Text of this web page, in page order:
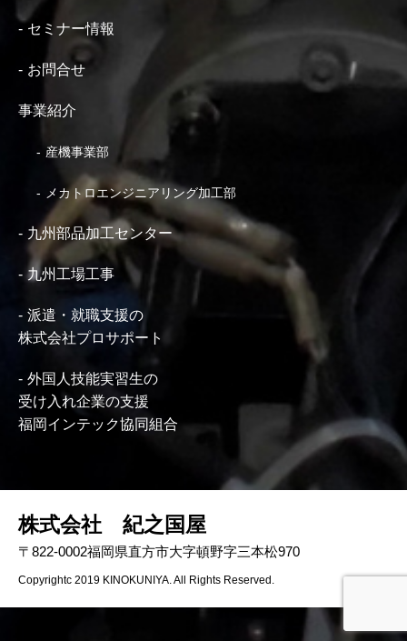
セミナー情報
お問合せ
事業紹介
産機事業部
メカトロエンジニアリング加工部
九州部品加工センター
九州工場工事
派遣・就職支援の
株式会社プロサポート
外国人技能実習生の
受け入れ企業の支援
福岡インテック協同組合
株式会社 紀之国屋
〒822-0002福岡県直方市大字頓野字三本松970
Copyrightc 2019 KINOKUNIYA. All Rights Reserved.